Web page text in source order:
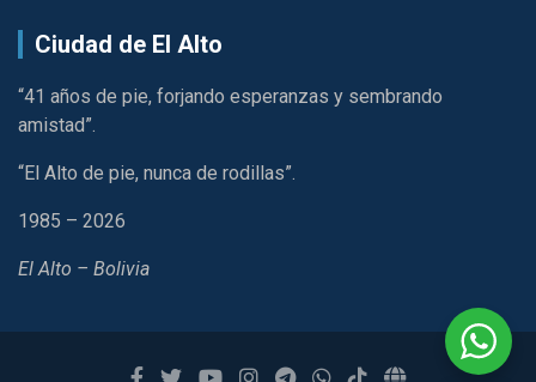
Ciudad de El Alto
“41 años de pie, forjando esperanzas y sembrando
amistad”.
“El Alto de pie, nunca de rodillas”.
1985 – 2026
El Alto – Bolivia